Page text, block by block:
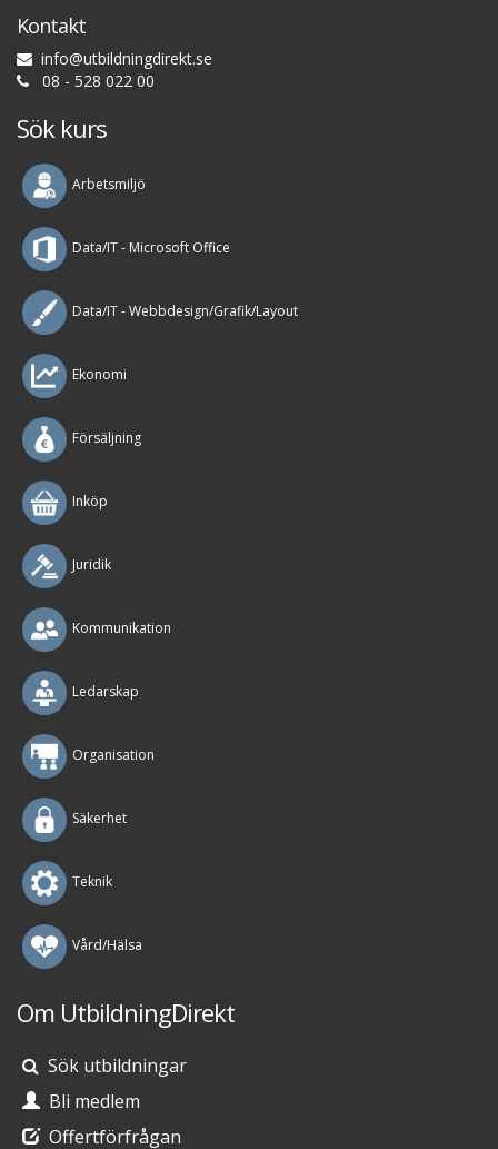
Kontakt
e
s
.
t
k
e
r
i
d
g
n
i
n
d
l
i
b
t
u
@
o
f
n
i
08 - 528 022 00
Sök kurs
Arbetsmiljö
Data/IT - Microsoft Office
Data/IT - Webbdesign/Grafik/Layout
Ekonomi
Försäljning
Inköp
Juridik
Kommunikation
Ledarskap
Organisation
Säkerhet
Teknik
Vård/Hälsa
Om UtbildningDirekt
Sök utbildningar
Bli medlem
Offertförfrågan